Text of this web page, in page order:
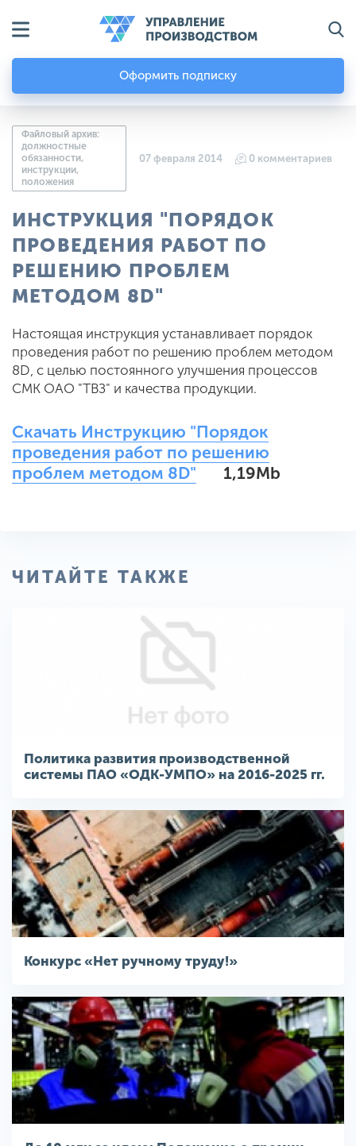
Оформить подписку
Файловый архив:
должностные
обязанности,
инструкции,
положения
07 февраля 2014 0 комментариев
ИНСТРУКЦИЯ "ПОРЯДОК
ПРОВЕДЕНИЯ РАБОТ ПО
РЕШЕНИЮ ПРОБЛЕМ
МЕТОДОМ 8D"
Настоящая инструкция устанавливает порядок
проведения работ по решению проблем методом
8D, с целью постоянного улучшения процессов
СМК ОАО "ТВЗ" и качества продукции.
Скачать Инструкцию "Порядок
проведения работ по решению
проблем методом 8D"
1,19Mb
ЧИТАЙТЕ ТАКЖЕ
Политика развития производственной
системы ПАО «ОДК-УМПО» на 2016-2025 гг.
Конкурс «Нет ручному труду!»